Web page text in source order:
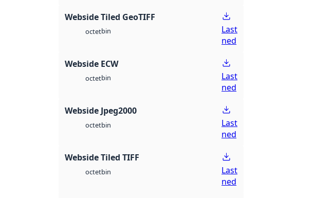
Webside Tiled GeoTIFF
octetbin
Last
ned
Webside ECW
octetbin
Last
ned
Webside Jpeg2000
octetbin
Last
ned
Webside Tiled TIFF
octetbin
Last
ned